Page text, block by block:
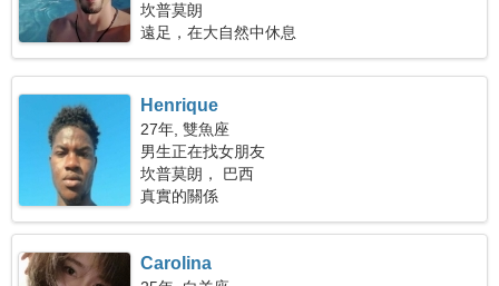
坎普莫朗
遠足，在大自然中休息
Henrique
27年, 雙魚座
男生正在找女朋友
坎普莫朗， 巴西
真實的關係
Carolina